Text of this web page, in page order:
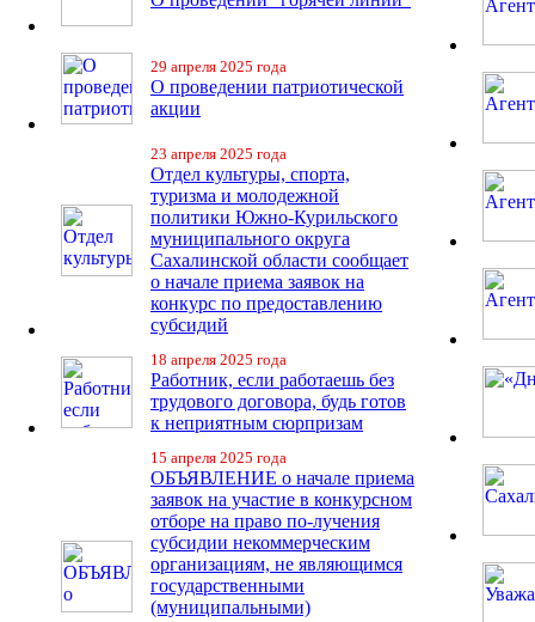
29 апреля 2025 года
О проведении патриотической
акции
23 апреля 2025 года
Отдел культуры, спорта,
туризма и молодежной
политики Южно-Курильского
муниципального округа
Сахалинской области сообщает
о начале приема заявок на
конкурс по предоставлению
субсидий
18 апреля 2025 года
Работник, если работаешь без
трудового договора, будь готов
к неприятным сюрпризам
15 апреля 2025 года
ОБЪЯВЛЕНИЕ о начале приема
заявок на участие в конкурсном
отборе на право по-лучения
субсидии некоммерческим
организациям, не являющимся
государственными
(муниципальными)